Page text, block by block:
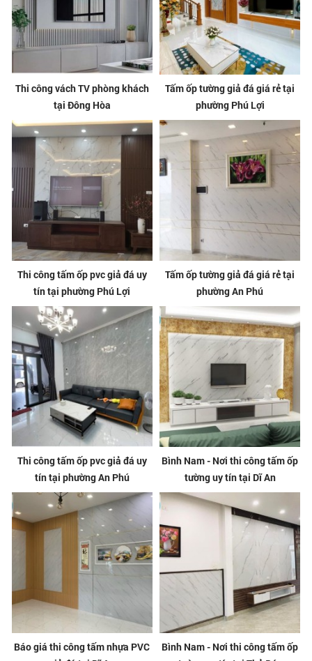
Thi công vách TV phòng khách
tại Đông Hòa
Tấm ốp tường giả đá giá rẻ tại
phường Phú Lợi
Thi công tấm ốp pvc giả đá uy
tín tại phường Phú Lợi
Tấm ốp tường giả đá giá rẻ tại
phường An Phú
Thi công tấm ốp pvc giả đá uy
tín tại phường An Phú
Bình Nam - Nơi thi công tấm ốp
tường uy tín tại Dĩ An
Báo giá thi công tấm nhựa PVC
Bình Nam - Nơi thi công tấm ốp